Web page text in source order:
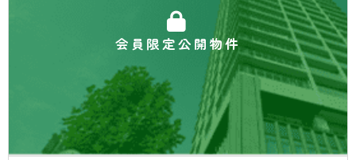
会員限定公開物件